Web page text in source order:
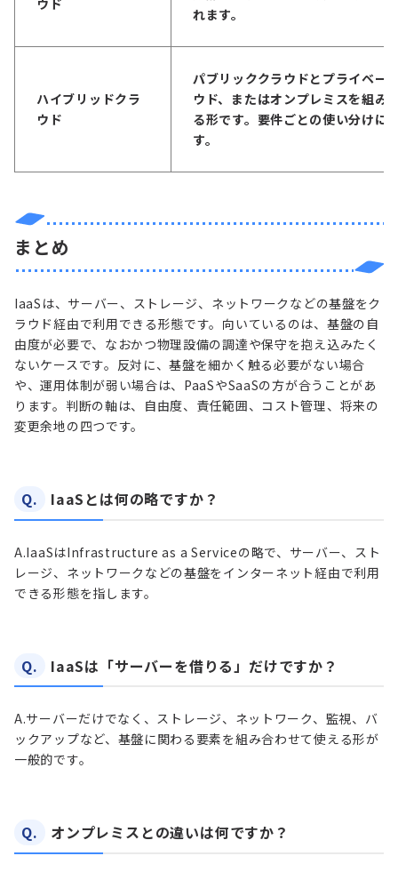
ウド
れます。
ハイブリッドクラ
ウド
パブリッククラウドとプライベー
ウド、またはオンプレミスを組み
る形です。要件ごとの使い分けに
す。
まとめ
IaaSは、サーバー、ストレージ、ネットワークなどの基盤をク
ラウド経由で利用できる形態です。向いているのは、基盤の自
由度が必要で、なおかつ物理設備の調達や保守を抱え込みたく
ないケースです。反対に、基盤を細かく触る必要がない場合
や、運用体制が弱い場合は、PaaSやSaaSの方が合うことがあ
ります。判断の軸は、自由度、責任範囲、コスト管理、将来の
変更余地の四つです。
Q. IaaSとは何の略ですか？
A.IaaSはInfrastructure as a Serviceの略で、サーバー、スト
レージ、ネットワークなどの基盤をインターネット経由で利用
できる形態を指します。
Q. IaaSは「サーバーを借りる」だけですか？
A.サーバーだけでなく、ストレージ、ネットワーク、監視、バ
ックアップなど、基盤に関わる要素を組み合わせて使える形が
一般的です。
Q. オンプレミスとの違いは何ですか？